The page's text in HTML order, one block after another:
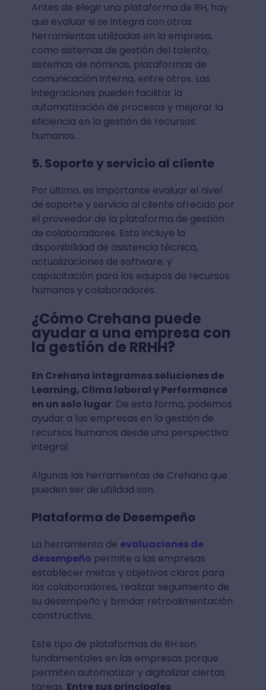
Antes de elegir una plataforma de RH, hay
que evaluar si se integra con otras
herramientas utilizadas en la empresa,
como sistemas de gestión del talento,
sistemas de nóminas, plataformas de
comunicación interna, entre otros. Las
integraciones pueden facilitar la
automatización de procesos y mejorar la
eficiencia en la gestión de recursos
humanos.
5. Soporte y servicio al cliente
Por último, es importante evaluar el nivel
de soporte y servicio al cliente ofrecido por
el proveedor de la plataforma de gestión
de colaboradores. Esto incluye la
disponibilidad de asistencia técnica,
actualizaciones de software, y
capacitación para los equipos de recursos
humanos y colaboradores.
¿Cómo Crehana puede
ayudar a una empresa con
la gestión de RRHH?
En Crehana integramos soluciones de
Learning, Clima laboral y Performance
en un solo lugar. De esta forma, podemos
ayudar a las empresas en la gestión de
recursos humanos desde una perspectiva
integral.
Algunas las herramientas de Crehana que
pueden ser de utilidad son:
Plataforma de Desempeño
La herramienta de evaluaciones de
desempeño permite a las empresas
establecer metas y objetivos claros para
los colaboradores, realizar seguimiento de
su desempeño y brindar retroalimentación
constructiva.
Este tipo de plataformas de RH son
fundamentales en las empresas porque
permiten automatizar y digitalizar ciertas
tareas. Entre sus principales